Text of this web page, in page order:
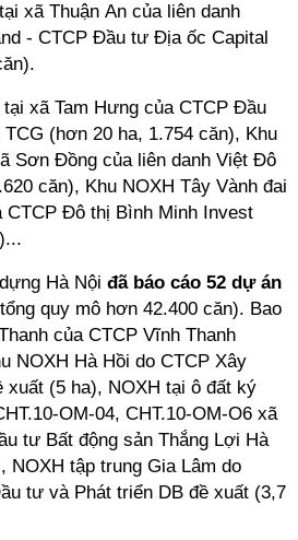
xã Thuận An của liên danh
- CTCP Đầu tư Địa ốc Capital
xã Tam Hưng của CTCP Đầu
(hơn 20 ha, 1.754 căn), Khu
Sơn Đồng của liên danh Việt Đô
căn), Khu NOXH Tây Vành đai
CTCP Đô thị Bình Minh Invest
Hà Nội đã báo cáo 52 dự án
quy mô hơn 42.400 căn). Bao
của CTCP Vĩnh Thanh
NOXH Hà Hồi do CTCP Xây
xuất (5 ha), NOXH tại ô đất ký
OM-04, CHT.10-OM-O6 xã
tư Bất động sản Thắng Lợi Hà
NOXH tập trung Gia Lâm do
tư và Phát triển DB đề xuất (3,7